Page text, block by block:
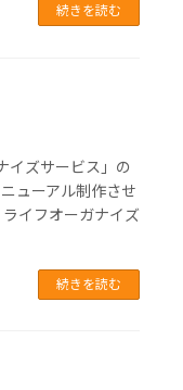
続きを読む
イズサービス」の
ューアル制作させ
イフオーガナイズ
続きを読む